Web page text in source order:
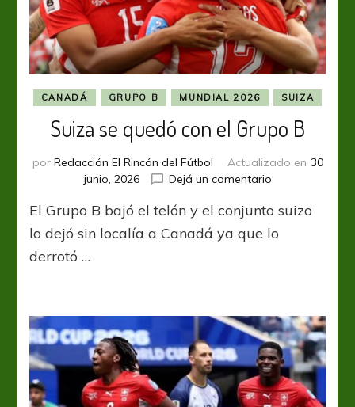
CANADÁ GRUPO B MUNDIAL 2026 SUIZA
Suiza se quedó con el Grupo B
por Redacción El Rincón del Fútbol Actualizado en 30
junio, 2026
Dejá un comentarioen
se
El Grupo B bajó el telón y el conjunto suizo
lo dejó sin localía a Canadá ya que lo
derrotó …